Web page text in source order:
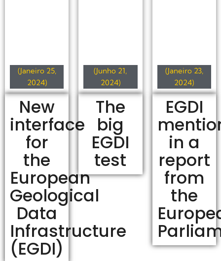
(Janeiro 25,
2024)
New
interface
for
the
European
Geological
Data
Infrastructure
(EGDI)
(Junho 21,
2024)
The
big
EGDI
test
(Janeiro 23,
2024)
EGDI
in a
report
from
the